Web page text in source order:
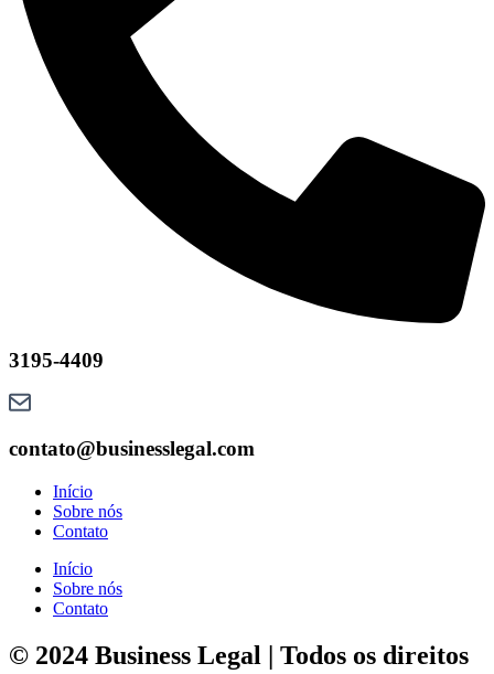
3195-4409
contato@businesslegal.com
Início
Sobre nós
Contato
Início
Sobre nós
Contato
© 2024 Business Legal | Todos os direitos